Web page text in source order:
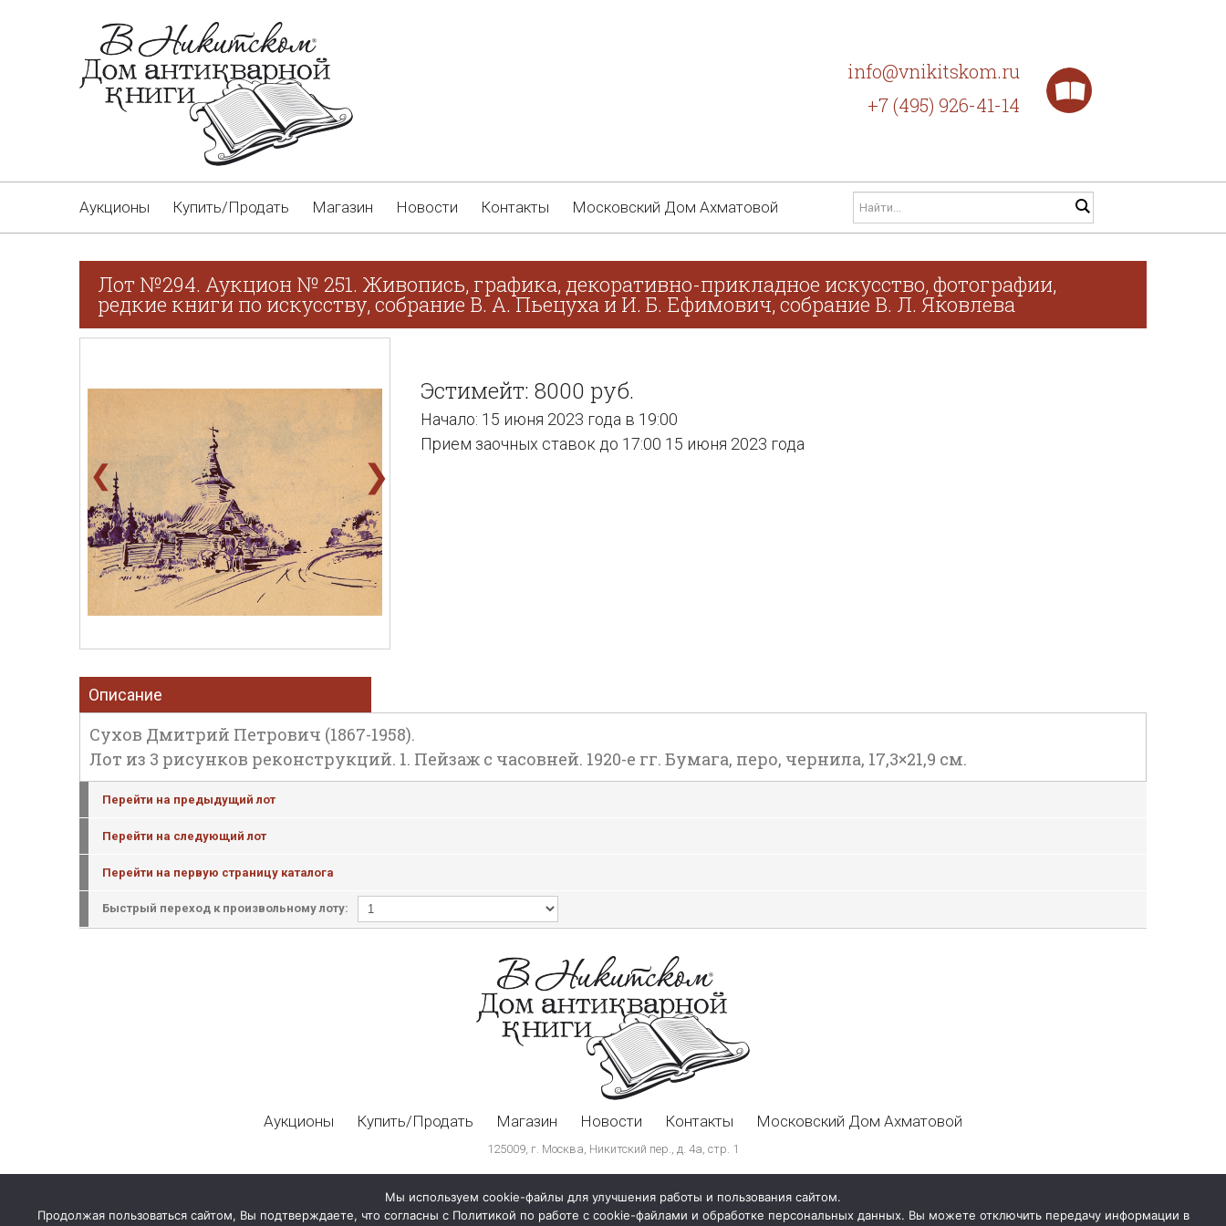
info@vnikitskom.ru
+7 (495) 926-41-14
Аукционы Купить/Продать Магазин Новости Контакты Московский Дом Ахматовой
Лот №294. Аукцион № 251. Живопись, графика, декоративно-прикладное искусство, фотографии,
редкие книги по искусству, собрание В. А. Пьецуха и И. Б. Ефимович, собрание В. Л. Яковлева
❮ ❯
Эстимейт: 8000 руб.
Начало: 15 июня 2023 года в 19:00
Прием заочных ставок до 17:00 15 июня 2023 года
Описание
Сухов Дмитрий Петрович (1867-1958).
Лот из 3 рисунков реконструкций. 1. Пейзаж с часовней. 1920-е гг. Бумага, перо, чернила, 17,3×21,9 см.
Перейти на предыдущий лот
Перейти на следующий лот
Перейти на первую страницу каталога
Быстрый переход к произвольному лоту:
Аукционы Купить/Продать Магазин Новости Контакты Московский Дом Ахматовой
125009, г. Москва, Никитский пер., д. 4а, стр. 1
Мы используем cookie-файлы для улучшения работы и пользования сайтом.
Продолжая пользоваться сайтом, Вы подтверждаете, что согласны с Политикой по работе с cookie-файлами и обработке персональных данных. Вы можете отключить передачу информации в